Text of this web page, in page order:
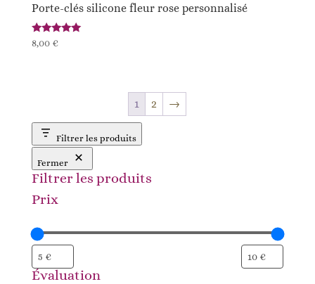
Porte-clés silicone fleur rose personnalisé
Note
5.00
8,00 €
1 2 →
Filtrer les produits
Fermer
Filtrer les produits
Prix
Évaluation